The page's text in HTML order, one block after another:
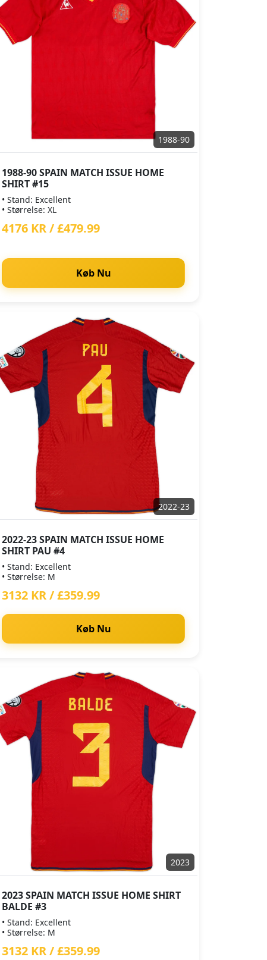
1988-90
1988-90 SPAIN MATCH ISSUE HOME
SHIRT #15
• Stand: Excellent
• Størrelse: XL
4176 KR / £479.99
Køb Nu
2022-23
2022-23 SPAIN MATCH ISSUE HOME
SHIRT PAU #4
• Stand: Excellent
• Størrelse: M
3132 KR / £359.99
Køb Nu
2023
2023 SPAIN MATCH ISSUE HOME SHIRT
BALDE #3
• Stand: Excellent
• Størrelse: M
3132 KR / £359.99